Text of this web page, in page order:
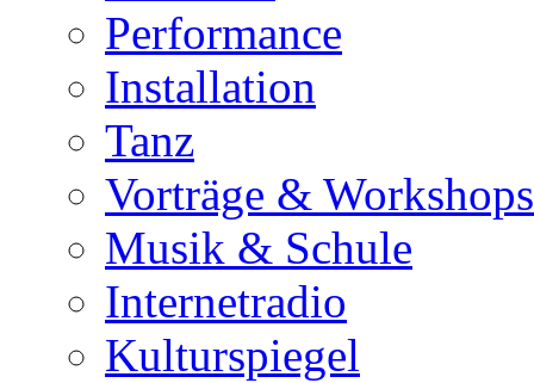
Performance
Installation
Tanz
Vorträge & Workshops
Musik & Schule
Internetradio
Kulturspiegel